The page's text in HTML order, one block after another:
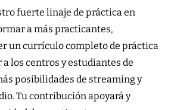
fuerte linaje de práctica en
a más practicantes,
un currículo completo de práctica
a los centros y estudiantes de
posibilidades de streaming y
Tu contribución apoyará y